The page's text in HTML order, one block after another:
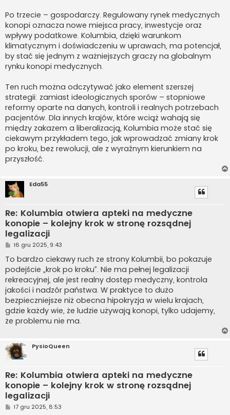
Po trzecie – gospodarczy. Regulowany rynek medycznych
konopi oznacza nowe miejsca pracy, inwestycje oraz
wpływy podatkowe. Kolumbia, dzięki warunkom
klimatycznym i doświadczeniu w uprawach, ma potencjał,
by stać się jednym z ważniejszych graczy na globalnym
rynku konopi medycznych.
Ten ruch można odczytywać jako element szerszej
strategii: zamiast ideologicznych sporów – stopniowe
reformy oparte na danych, kontroli i realnych potrzebach
pacjentów. Dla innych krajów, które wciąż wahają się
między zakazem a liberalizacją, Kolumbia może stać się
ciekawym przykładem tego, jak wprowadzać zmiany krok
po kroku, bez rewolucji, ale z wyraźnym kierunkiem na
przyszłość.
Eda55
Re: Kolumbia otwiera apteki na medyczne
konopie – kolejny krok w stronę rozsądnej
legalizacji
P
s
t
16 gru 2025, 9:43
To bardzo ciekawy ruch ze strony Kolumbii, bo pokazuje
podejście „krok po kroku”. Nie ma pełnej legalizacji
rekreacyjnej, ale jest realny dostęp medyczny, kontrola
jakości i nadzór państwa. W praktyce to dużo
bezpieczniejsze niż obecna hipokryzja w wielu krajach,
gdzie każdy wie, że ludzie używają konopi, tylko udajemy,
że problemu nie ma.
PysioQueen
Re: Kolumbia otwiera apteki na medyczne
konopie – kolejny krok w stronę rozsądnej
legalizacji
P17 gru 2025, 8:53